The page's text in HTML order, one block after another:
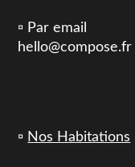
▫️ Par email
hello@compose.fr
▫️ Nos Habitations